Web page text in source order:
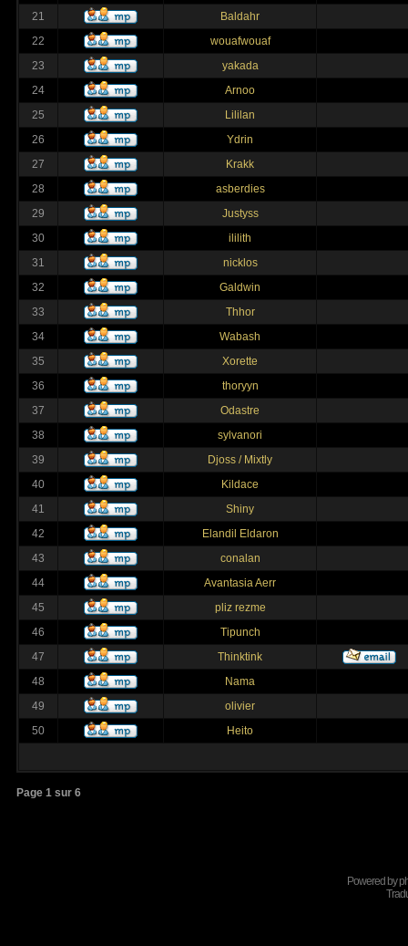
21
Baldahr
22
wouafwouaf
23
yakada
24
Arnoo
25
Lililan
26
Ydrin
27
Krakk
28
asberdies
29
Justyss
30
ililith
31
nicklos
32
Galdwin
33
Thhor
34
Wabash
35
Xorette
36
thoryyn
37
Odastre
38
sylvanori
39
Djoss / Mixtly
40
Kildace
41
Shiny
42
Elandil Eldaron
43
conalan
44
Avantasia Aerr
45
pliz rezme
46
Tipunch
47
Thinktink
48
Nama
49
olivier
50
Heito
Page 1 sur 6
Powered by